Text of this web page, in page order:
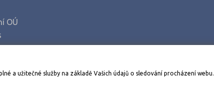
Most (2)
Nymburk (3)
OÚ
Stáhněte si aplikaci Adresář škol
a užitečné služby na základě Vašich údajů o sledování procházení webu.